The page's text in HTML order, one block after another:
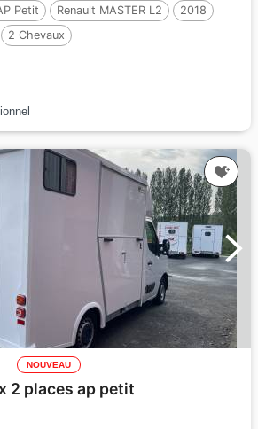
Petit Renault MASTER L2
2018
2 Chevaux
NOUVEAU
2 places ap petit